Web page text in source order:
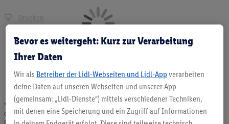
Drucken
* Angebote solange Vorrat. Abgabe nur in haushaltsüblichen Mengen. Verkauf
ohne Dekoration. Die hier beworbenen Produkte, vor allem NonFood-Produkte,
sind nicht alle dauerhaft im Sortiment. Abbildungen ähnlich.
Bevor es weitergeht: Kurz zur Verarbeitung
Ihrer Daten
Wir als Betreiber der Lidl-Webseiten und Lidl-App verarbeiten
deine Daten auf unseren Webseiten und unserer App
(gemeinsam: „Lidl-Dienste“) mittels verschiedener Techniken,
mit denen eine Speicherung und ein Zugriff auf Informationen